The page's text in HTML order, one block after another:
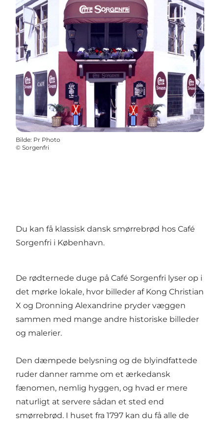
Bilde: Pr Photo
© Sorgenfri
Du kan få klassisk dansk smørrebrød hos Café
Sorgenfri i København.
De rødternede duge på Café Sorgenfri lyser op i
det mørke lokale, hvor billeder af Kong Christian
X og Dronning Alexandrine pryder væggen
sammen med mange andre historiske billeder
og malerier.
Den dæmpede belysning og de blyindfattede
ruder danner ramme om et ærkedansk
fænomen, nemlig hyggen, og hvad er mere
naturligt at servere sådan et sted end
smørrebrød. I huset fra 1797 kan du få alle de